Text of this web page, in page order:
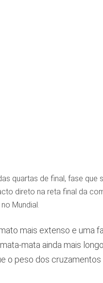
quartas de final, fase que
direto na reta final da
Mundial.
mais extenso e uma
mata ainda mais
o peso dos